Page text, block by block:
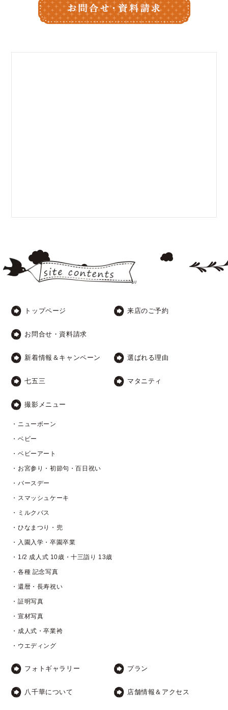
トップページ 来店のご予約
お問合せ・資料請求
新着情報＆キャンペーン 選ばれる理由
七五三 マタニティ
撮影メニュー
・ニューボーン
・ベビー
・ベビーアート
・お宮参り・初節句・百日祝い
・バースデー
・スマッシュケーキ
・ミルクバス
・ひなまつり・兜
・入園入学・卒園卒業
・1/2 成人式 10歳・十三詣り 13歳
・各種 記念写真
・還暦・長寿祝い
・証明写真
・宣材写真
・成人式・卒業袴
・ウエディング
フォトギャラリー プラン
八千華について 店舗情報＆アクセス